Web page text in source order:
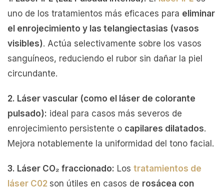
uno de los tratamientos más eficaces para eliminar
el enrojecimiento y las telangiectasias (vasos
visibles). Actúa selectivamente sobre los vasos
sanguíneos, reduciendo el rubor sin dañar la piel
circundante.
2. Láser vascular (como el láser de colorante
pulsado): ideal para casos más severos de
enrojecimiento persistente o capilares dilatados.
Mejora notablemente la uniformidad del tono facial.
3. Láser CO₂ fraccionado: Los tratamientos de
láser C02 son útiles en casos de rosácea con